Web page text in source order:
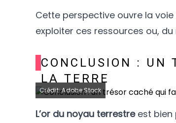
Cette perspective ouvre la
exploiter ces ressources ou,
CONCLUSION : UN
LA TERRE
Crédit: Adobe Stock
L’or du noyau terrestreest bien